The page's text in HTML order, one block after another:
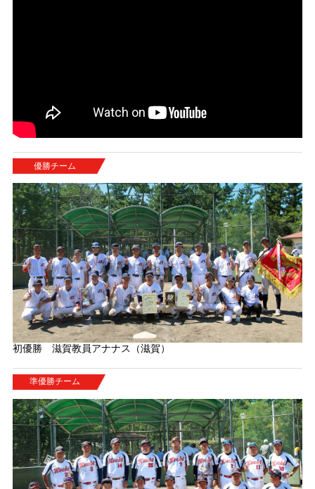
優勝チーム
初優勝 滋賀教員アナナス（滋賀）
準優勝チーム